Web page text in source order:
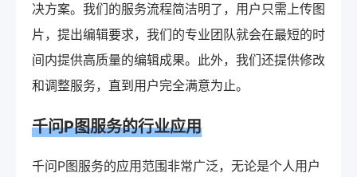
决方案。我们的服务流程简洁明了，用户只需上传图
片，提出编辑要求，我们的专业团队就会在最短的时
间内提供高质量的编辑成果。此外，我们还提供修改
和调整服务，直到用户完全满意为止。
千问P图服务的行业应用
千问P图服务的应用范围非常广泛，无论是个人用户